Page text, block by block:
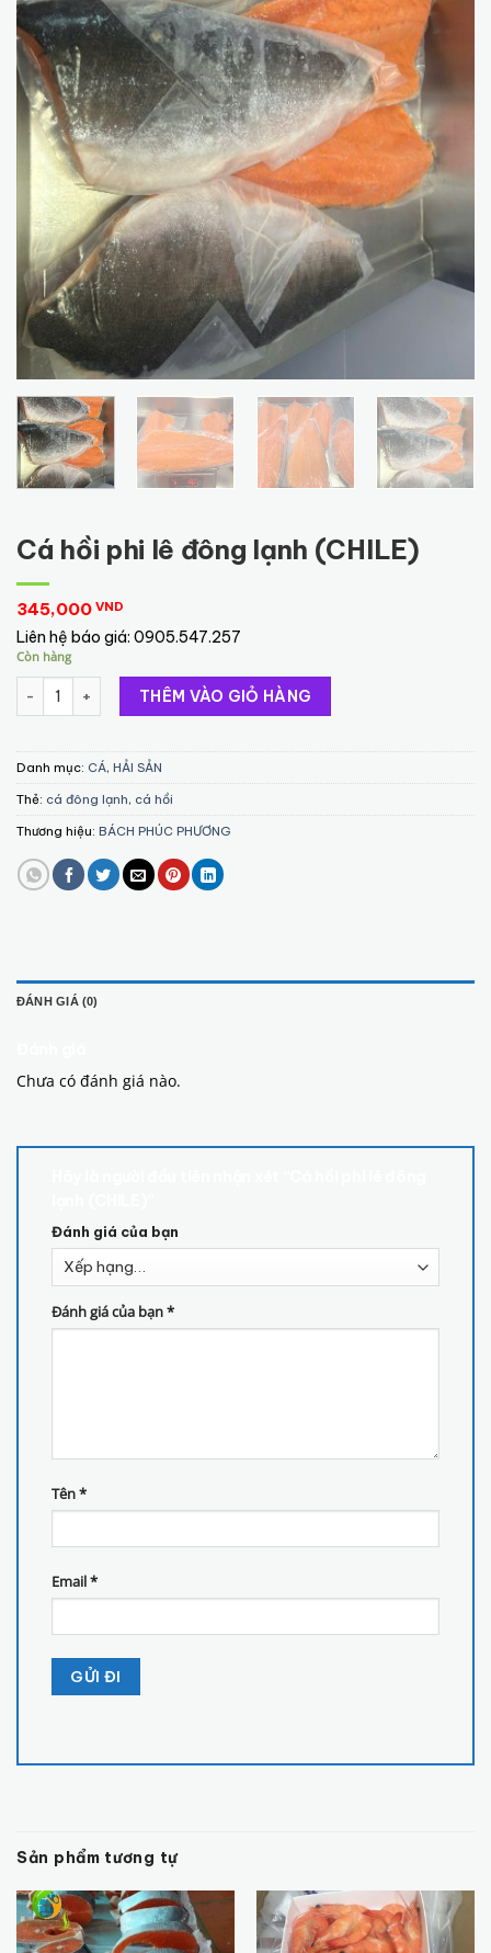
Cá hồi phi lê đông lạnh (CHILE)
345,000 VND
Liên hệ báo giá: 0905.547.257
Còn hàng
Cá hồi phi lê đông lạnh (CHILE) số lượng
THÊM VÀO GIỎ HÀNG
Danh mục: CÁ, HẢI SẢN
Thẻ: cá đông lạnh, cá hồi
Thương hiệu: BÁCH PHÚC PHƯƠNG
ĐÁNH GIÁ (0)
Chưa có đánh giá nào.
Đánh giá của bạn
Đánh giá của bạn*
Tên*
Email*
Sản phẩm tương tự